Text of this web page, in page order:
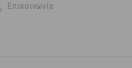
Επικοινωνία